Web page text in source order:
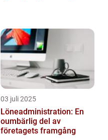
03 juli 2025
Löneadministration: En
oumbärlig del av
företagets framgång